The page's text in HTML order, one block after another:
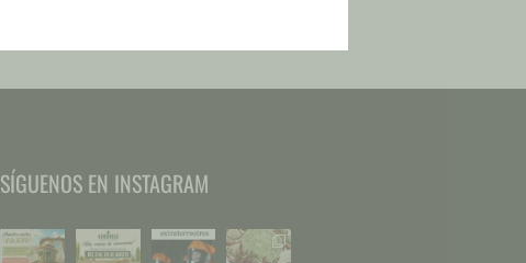
SÍGUENOS EN INSTAGRAM